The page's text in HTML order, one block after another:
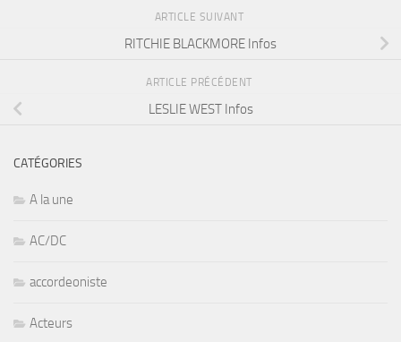
ARTICLE SUIVANT
RITCHIE BLACKMORE Infos
ARTICLE PRÉCÉDENT
LESLIE WEST Infos
CATÉGORIES
A la une
AC/DC
accordeoniste
Acteurs